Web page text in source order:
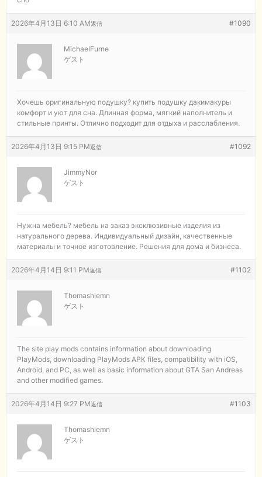
2026年4月13日 6:10 AM #1090
返信
MichaelFurne
ゲスト
Хочешь оригинальную подушку? купить подушку дакимакуры
комфорт и уют для сна. Длинная форма, мягкий наполнитель и
стильные принты. Отлично подходит для отдыха и расслабления.
2026年4月13日 9:15 PM #1092
返信
JimmyNor
ゲスト
Нужна мебель? мебель на заказ эксклюзивные изделия из
натурального дерева. Индивидуальный дизайн, качественные
материалы и точное изготовление. Решения для дома и бизнеса.
2026年4月14日 9:11 PM #1102
返信
Thomashiemn
ゲスト
The site play mods contains information about downloading
PlayMods, downloading PlayMods APK files, compatibility with iOS,
Android, and PC, as well as basic information about GTA San Andreas
and other modified games.
2026年4月14日 9:27 PM #1103
返信
Thomashiemn
ゲスト